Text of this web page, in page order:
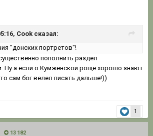
Cook сказал:
"донских портретов"!
пополнить раздел
Ну а если о Кумженской роще хорошо знают
сам бог велел писать дальше!))
1
13 182